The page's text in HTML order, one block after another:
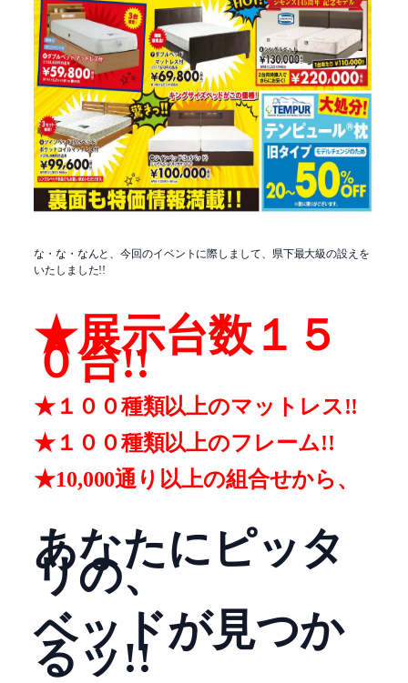
な・な・なんと、今回のイベントに際しまして、県下最大級の設えを
いたしました!!
★展示台数１５
０台!!
★１００種類以上のマットレス!!
★１００種類以上のフレーム!!
★10,000通り以上の組合せから、
あなたにピッタ
リの、
ベッドが見つか
るッ!!